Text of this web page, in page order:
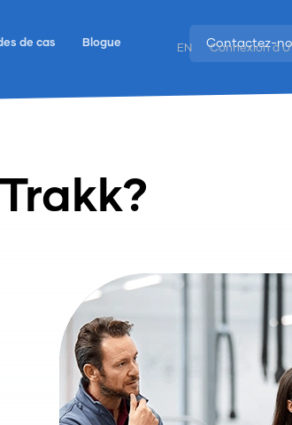
de cas Blogue EN Connexion à
Contactez-